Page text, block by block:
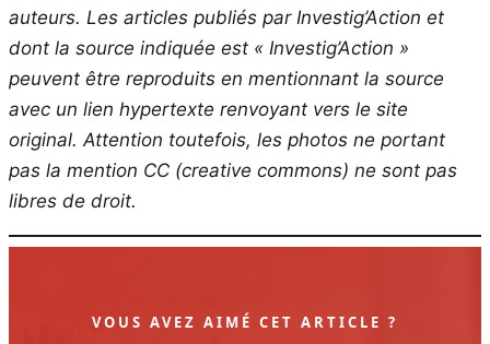
auteurs. Les articles publiés par Investig’Action et
dont la source indiquée est « Investig’Action »
peuvent être reproduits en mentionnant la source
avec un lien hypertexte renvoyant vers le site
original. Attention toutefois, les photos ne portant
pas la mention CC (creative commons) ne sont pas
libres de droit.
VOUS AVEZ AIMÉ CET ARTICLE ?